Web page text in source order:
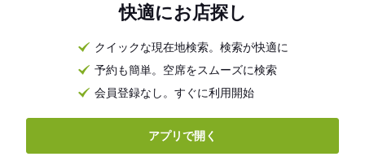
快適にお店探し
クイックな現在地検索。検索が快適に
予約も簡単。空席をスムーズに検索
会員登録なし。すぐに利用開始
アプリで開く